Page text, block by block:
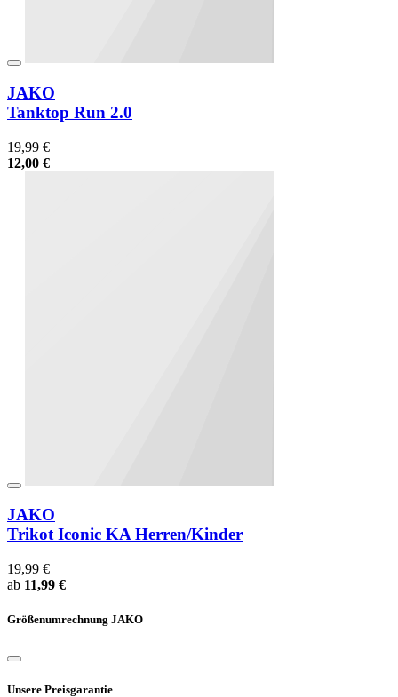
JAKO
Tanktop Run 2.0
19,99 €
12,00 €
JAKO
Trikot Iconic KA Herren/Kinder
19,99 €
ab 11,99 €
Größenumrechnung JAKO
Unsere Preisgarantie